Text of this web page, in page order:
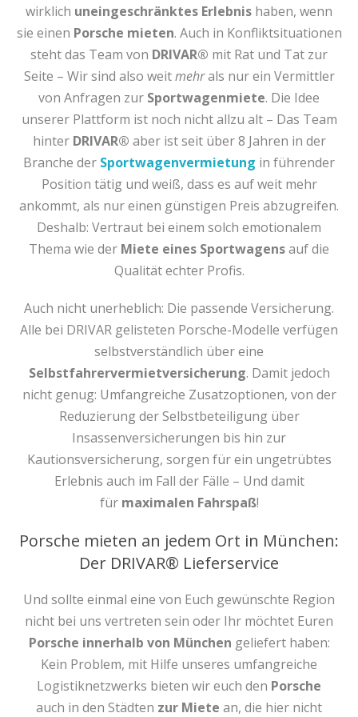
wirklich uneingeschränktes Erlebnis haben, wenn
sie einen Porsche mieten. Auch in Konfliktsituationen
steht das Team von DRIVAR® mit Rat und Tat zur
Seite – Wir sind also weitmehrals nur ein Vermittler
von Anfragen zur Sportwagenmiete. Die Idee
unserer Plattform ist noch nicht allzu alt – Das Team
hinter DRIVAR® aber ist seit über 8 Jahren in der
Branche der Sportwagenvermietung in führender
Position tätig und weiß, dass es auf weit mehr
ankommt, als nur einen günstigen Preis abzugreifen.
Deshalb: Vertraut bei einem solch emotionalem
Thema wie der Miete eines Sportwagensauf die
Qualität echter Profis.
Auch nicht unerheblich: Die passende Versicherung.
Alle bei DRIVAR gelisteten Porsche-Modelle verfügen
selbstverständlich über eine
Selbstfahrervermietversicherung. Damit jedoch
nicht genug: Umfangreiche Zusatzoptionen, von der
Reduzierung der Selbstbeteiligung über
Insassenversicherungen bis hin zur
Kautionsversicherung, sorgen für ein ungetrübtes
Erlebnis auch im Fall der Fälle – Und damit
für maximalen Fahrspaß!
Porsche mieten an jedem Ort in München:
Der DRIVAR® Lieferservice
Und sollte einmal eine von Euch gewünschte Region
nicht bei uns vertreten sein oder Ihr möchtet Euren
Porsche innerhalb von München geliefert haben:
Kein Problem, mit Hilfe unseres umfangreiche
Logistiknetzwerks bieten wir euch den Porsche
auch in den Städten zur Miete an, die hier nicht